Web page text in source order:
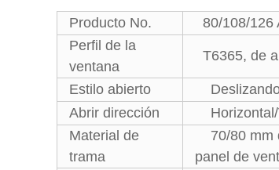
Producto No.
80/108/126
Perfil de la
ventana
T6365, de
Estilo abierto
Abrir dirección
Horizontal/
Material de
trama
70/80 mm
panel de